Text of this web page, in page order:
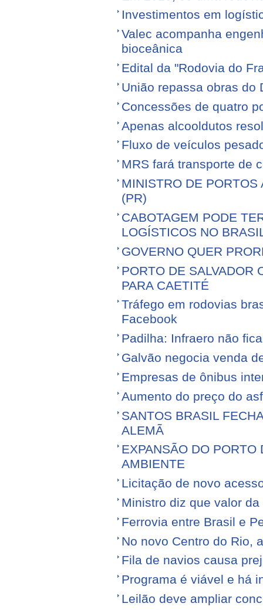
Investimentos em
Valec acompanha
bioceânica
Edital da "Rodovia do
União repassa obras do
Concessões de quatro
Apenas alcooldutos
Fluxo de veículos
MRS fará transporte de
MINISTRO DE
(PR)
CABOTAGEM PODE
LOGÍSTICOS NO
GOVERNO QUER
PORTO DE SALVADOR
PARA CAETITÉ
Tráfego em rodovias
Facebook
Padilha: Infraero não
Galvão negocia venda
Empresas de ônibus
Aumento do preço do
SANTOS BRASIL
ALEMÃ
EXPANSÃO DO PORTO
AMBIENTE
Licitação de novo
Ministro diz que valor
Ferrovia entre Brasil e
No novo Centro do Rio,
Fila de navios causa
Programa é viável e há
Leilão deve ampliar